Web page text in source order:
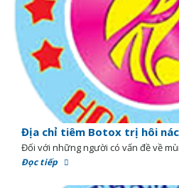
Địa chỉ tiêm Botox trị hôi
Đối với những người có vấn đề về
Đọc tiếp